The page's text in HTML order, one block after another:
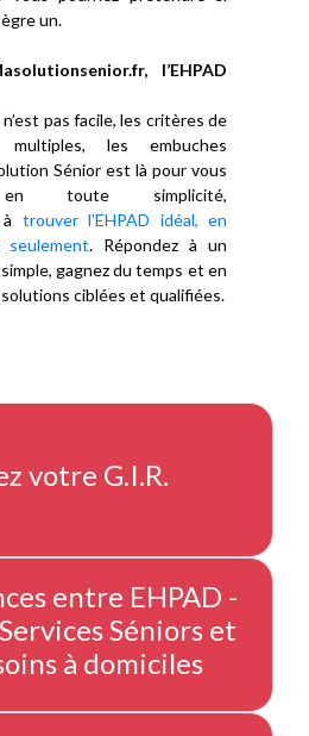
un.
l’EHPAD
pas facile, les critères de
les embuches
Sénior est là pour vous
en toute simplicité,
trouver l’EHPAD idéal, en
. Répondez à un
gagnez du temps et en
ciblées et qualifiées.
votre G.I.R.
entre EHPAD -
Séniors et
à domiciles